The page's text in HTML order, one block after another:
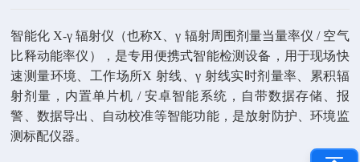
智能化 X-γ 辐射仪（也称X、γ 辐射周围剂量当量率仪 / 空气
比释动能率仪 ），是专用便携式智能检测设备，用于现场快
速测量环境、工作场所X 射线、γ 射线实时剂量率、累积辐
射剂量，内置单片机 / 安卓智能系统，自带数据存储、报
警、数据导出、自动校准等智能功能，是放射防护、环境监
测标配仪器。